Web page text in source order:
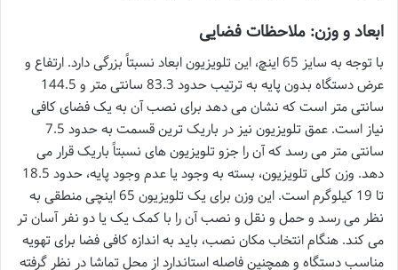
ابعاد و وزن: ملاحظات فضایی
با توجه به سایز 65 اینچ، این تلویزیون ابعاد نسبتاً بزرگی دارد. ارتفاع و
عرض دستگاه بدون پایه به ترتیب حدود 83.3 سانتی متر و 144.5
سانتی متر است که نشان می دهد برای نصب آن به یک فضای کافی
نیاز است. عمق تلویزیون نیز در باریک ترین قسمت به حدود 7.5
سانتی متر می رسد که آن را جزو تلویزیون های نسبتاً باریک قرار می
دهد. وزن کلی تلویزیون، بسته به وجود یا عدم وجود پایه، حدود 18.5
تا 19 کیلوگرم است. این وزن برای یک تلویزیون 65 اینچی منطقی به
نظر می رسد و حمل و نقل و نصب آن را با کمک یک یا دو نفر آسان تر
می کند. هنگام انتخاب مکان نصب، باید به اندازه کافی فضا برای تهویه
مناسب دستگاه و همچنین فاصله استاندارد از محل تماشا در نظر گرفته